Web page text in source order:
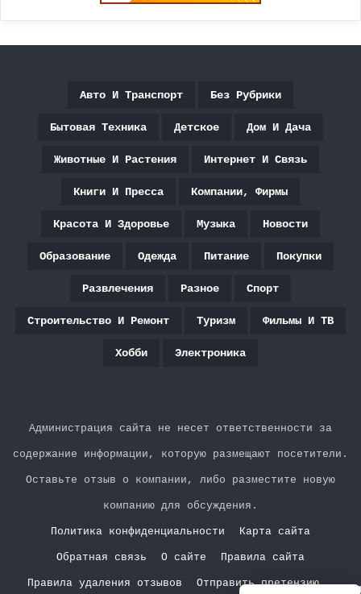
Авто И Транспорт Без Рубрики
Бытовая Техника Детское Дом И Дача
Животные И Растения Интернет И Связь
Книги И Пресса Компании, Фирмы
Красота И Здоровье Музыка Новости
Образование Одежда Питание Покупки
Развлечения Разное Спорт
Строительство И Ремонт Туризм Фильмы И ТВ
Хобби Электроника
Администрация сайта не несет ответственности за
содержание информации, которую размещают посетители.
Оставьте отзыв о компании, либо разместите новую
компанию для обсуждения.
Политика конфиденциальности Карта сайта
Обратная связь О сайте Правила сайта
Правила удаления отзывов
Отправить претензию